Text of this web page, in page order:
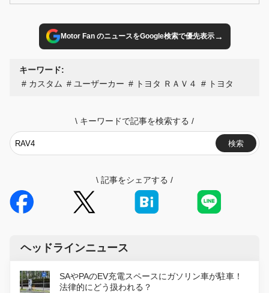
アリでは？ ということで、カスタムの参考にすべき、過去
に誌面に登場した50系RAV4オーナー達の愛車を振り返って
タ RAV4 No.4』の記事を再編集したものです。
Motor Fan のニュースをGoogle検索で優先表示→
キーワード:
カスタム
ユーザーカー トヨタ ＲＡＶ４ トヨタ
\ キーワードで記事を検索する /
検索
\ 記事をシェアする /
ヘッドラインニュース
SAやPAのEV充電スペースにガソリン車が駐車！
法律的にどう扱われる？